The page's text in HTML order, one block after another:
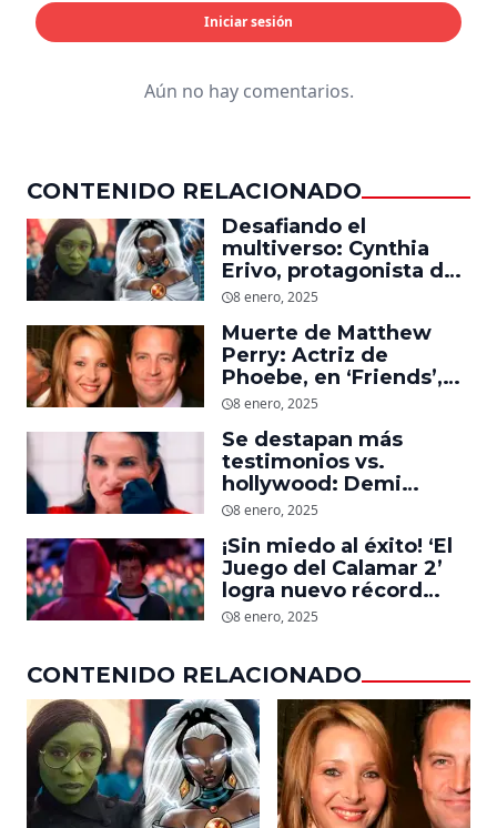
Iniciar sesión
Aún no hay comentarios.
CONTENIDO RELACIONADO
Desafiando el
multiverso: Cynthia
Erivo, protagonista de
‘Wicked’, quiere ser
8 enero, 2025
Muerte de Matthew
Perry: Actriz de
Phoebe, en ‘Friends’,
descubre un emotivo
dejó
8 enero, 2025
Se destapan más
testimonios vs.
hollywood: Demi
Moore, protagonista de
daño que le hizo la
industria a su cuerpo
8 enero, 2025
¡Sin miedo al éxito! ‘El
Juego del Calamar 2’
logra nuevo récord
mundial en tan solo 11
8 enero, 2025
CONTENIDO RELACIONADO